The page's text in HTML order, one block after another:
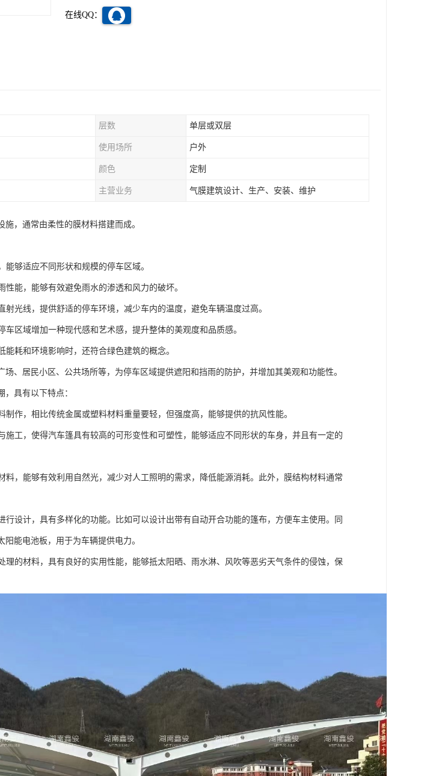
在线QQ：
层数 单层或双层
使用场所 户外
颜色 定制
主营业务 气膜建筑设计、生产、安装、维护
，通常由柔性的膜材料搭建而成。
够适应不同形状和规模的停车区域。
能，能够有效避免雨水的渗透和风力的破坏。
光线，提供舒适的停车环境，减少车内的温度，避免车辆温度过高。
区域增加一种现代感和艺术感，提升整体的美观度和品质感。
耗和环境影响时，还符合绿色建筑的概念。
、居民小区、公共场所等，为停车区域提供遮阳和挡雨的防护，并增加其美观和功能性。
具有以下特点：
作，相比传统金属或塑料材料重量要轻，但强度高，能够提供的抗风性能。
施工，使得汽车篷具有较高的可形变性和可塑性，能够适应不同形状的车身，并且有一定的
料，能够有效利用自然光，减少对人工照明的需求，降低能源消耗。此外，膜结构材料通常
行设计，具有多样化的功能。比如可以设计出带有自动开合功能的篷布，方便车主使用。同
能电池板，用于为车辆提供电力。
理的材料，具有良好的实用性能，能够抵太阳晒、雨水淋、风吹等恶劣天气条件的侵蚀，保